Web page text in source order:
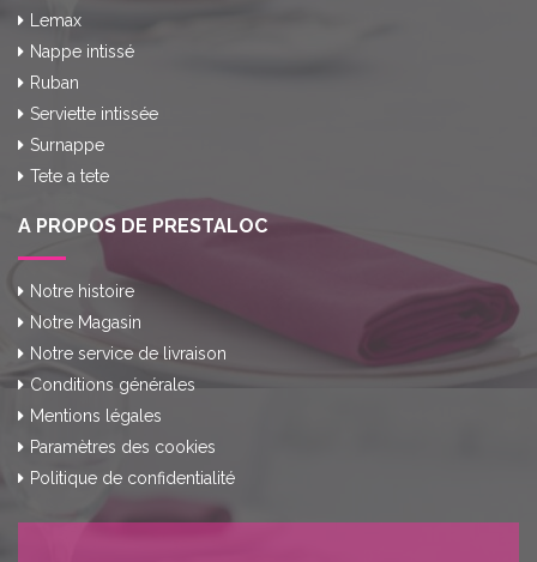
Lemax
Nappe intissé
Ruban
Serviette intissée
Surnappe
Tete a tete
A PROPOS DE PRESTALOC
Notre histoire
Notre Magasin
Notre service de livraison
Conditions générales
Mentions légales
Paramètres des cookies
Politique de confidentialité